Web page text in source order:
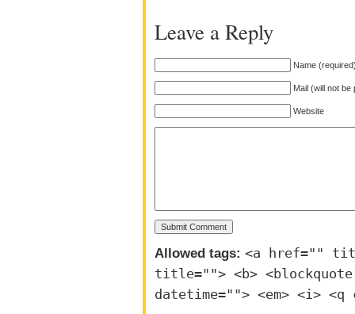
Leave a Reply
Name
Mail (will not
Website
Allowed tags: <a href=""
title=""> <b>
datetime=""> <em> <i>